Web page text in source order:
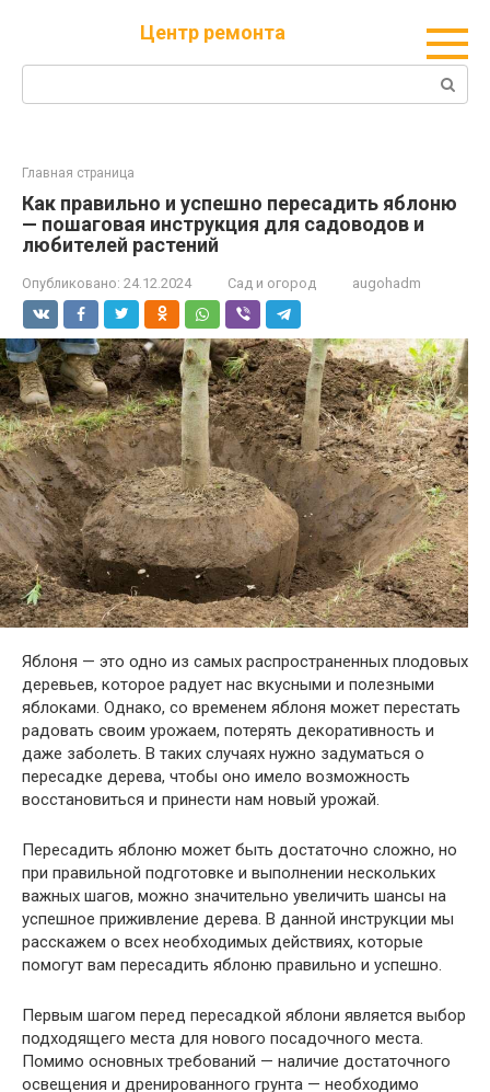
Центр ремонта
Поиск:
Главная страница
Как правильно и успешно пересадить яблоню
— пошаговая инструкция для садоводов и
любителей растений
Опубликовано: 24.12.2024 Сад и огород augohadm
Яблоня — это одно из самых распространенных плодовых
деревьев, которое радует нас вкусными и полезными
яблоками. Однако, со временем яблоня может перестать
радовать своим урожаем, потерять декоративность и
даже заболеть. В таких случаях нужно задуматься о
пересадке дерева, чтобы оно имело возможность
восстановиться и принести нам новый урожай.
Пересадить яблоню может быть достаточно сложно, но
при правильной подготовке и выполнении нескольких
важных шагов, можно значительно увеличить шансы на
успешное приживление дерева. В данной инструкции мы
расскажем о всех необходимых действиях, которые
помогут вам пересадить яблоню правильно и успешно.
Первым шагом перед пересадкой яблони является выбор
подходящего места для нового посадочного места.
Помимо основных требований — наличие достаточного
освещения и дренированного грунта — необходимо